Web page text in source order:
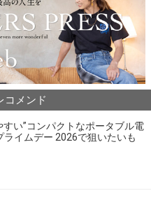
コメンド
すい”コンパクトなポータブル電
イムデー 2026で狙いたいも